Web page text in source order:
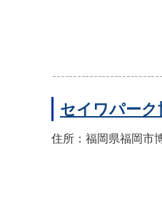
セイワパー
住所：福岡県福岡市